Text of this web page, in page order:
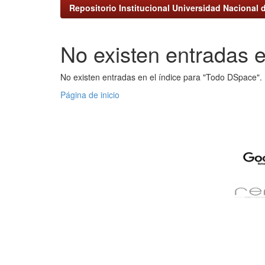
Repositorio Institucional Universidad Nacional
No existen entradas
No existen entradas en el índice para "Todo DSpace".
Página de inicio